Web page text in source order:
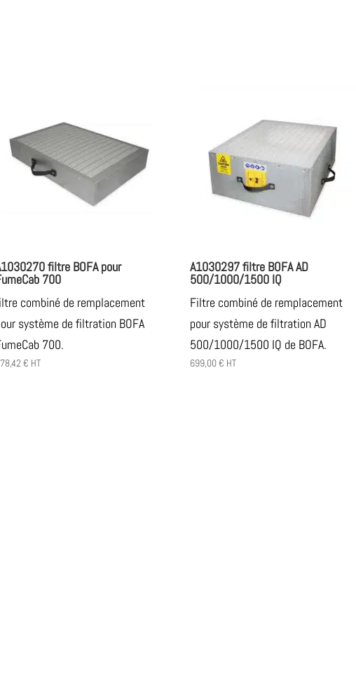
filtre BOFA pour
700
combiné de remplacement
système de filtration BOFA
700.
€ HT
A1030297 filtre BOFA AD
500/1000/1500 IQ
Filtre combiné de remplacement
pour système de filtration AD
500/1000/1500 IQ de BOFA.
699,00€ HT